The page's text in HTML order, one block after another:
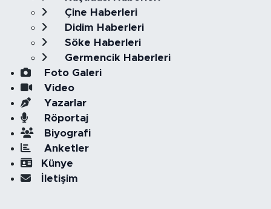
Çine Haberleri
Didim Haberleri
Söke Haberleri
Germencik Haberleri
Foto Galeri
Video
Yazarlar
Röportaj
Biyografi
Anketler
Künye
İletişim